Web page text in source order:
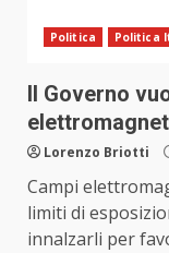
Politica Politica
Il Governo
Lorenzo Briotti
Campi
limiti di
innalzarli per